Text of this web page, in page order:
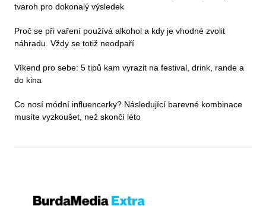
tvaroh pro dokonalý výsledek
Proč se při vaření používá alkohol a kdy je vhodné zvolit
náhradu. Vždy se totiž neodpaří
Víkend pro sebe: 5 tipů kam vyrazit na festival, drink, rande a
do kina
Co nosí módní influencerky? Následující barevné kombinace
musíte vyzkoušet, než skončí léto